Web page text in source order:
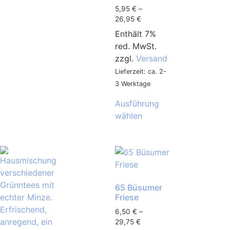
5,95 € –
26,95 €
Enthält 7%
red. MwSt.
zzgl. Versand
Lieferzeit: ca. 2-
3 Werktage
Ausführung
wählen
65 Büsumer
Friese
6,50 € –
29,75 €